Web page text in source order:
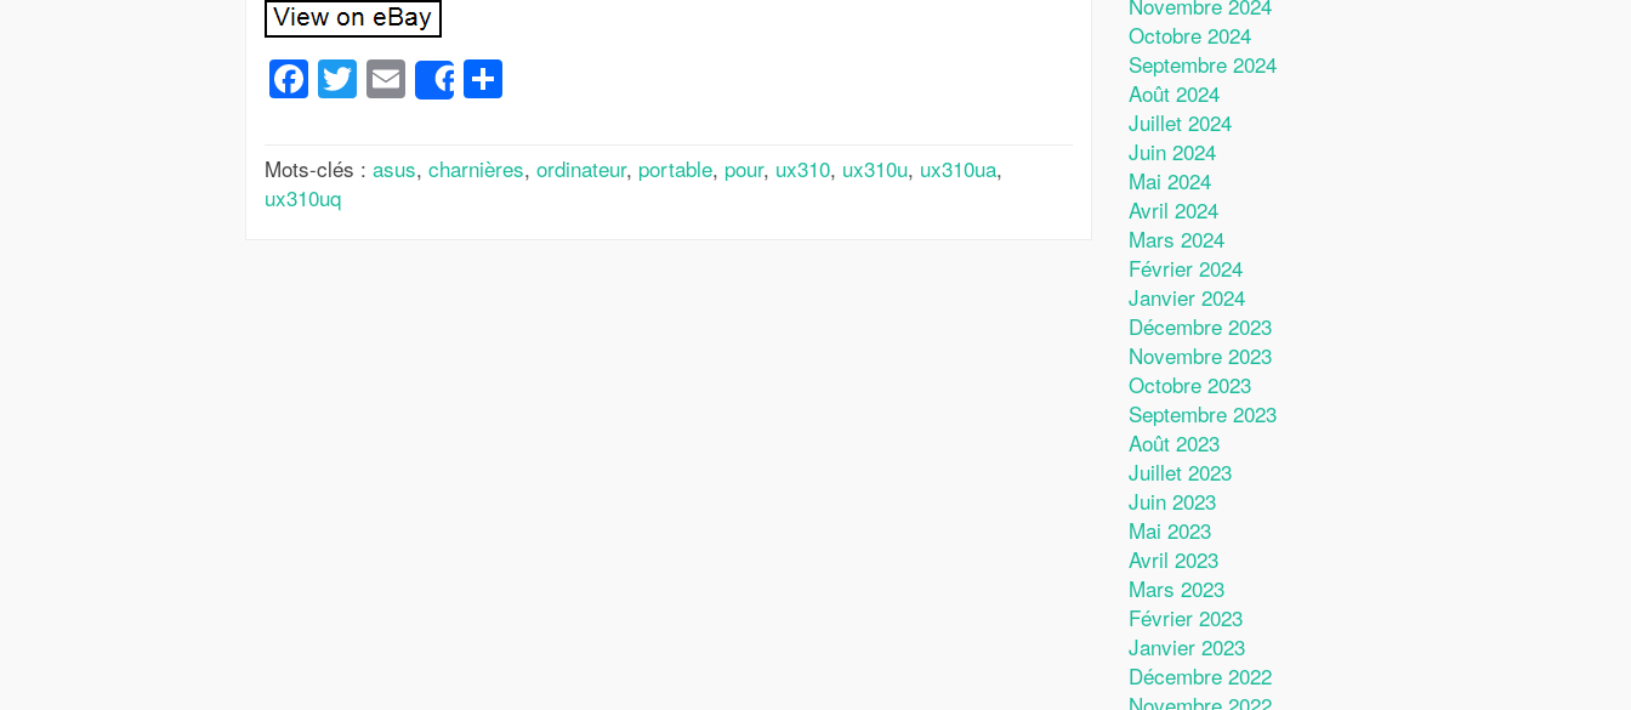
Facebook
Twitter
Email
Share
Mots-clés : asus, charnières, ordinateur, portable, pour, ux310, ux310u, ux310ua,
ux310uq
Octobre 2024
Septembre 2024
Août 2024
Juillet 2024
Juin 2024
Mai 2024
Avril 2024
Mars 2024
Février 2024
Janvier 2024
Décembre 2023
Novembre 2023
Octobre 2023
Septembre 2023
Août 2023
Juillet 2023
Juin 2023
Mai 2023
Avril 2023
Mars 2023
Février 2023
Janvier 2023
Décembre 2022